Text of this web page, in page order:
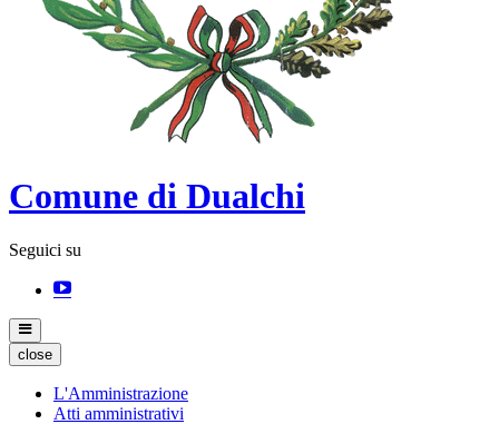
Comune di Dualchi
Seguici su
close
L'Amministrazione
Atti amministrativi